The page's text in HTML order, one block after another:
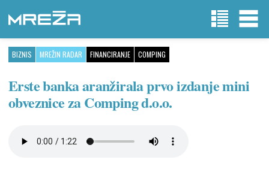
BIZNIS MREŽIN RADAR FINANCIRANJE COMPING
Erste banka aranžirala prvo izdanje mini
obveznice za Comping d.o.o.